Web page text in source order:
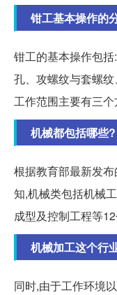
钳工基本操作的
钳工的基本操作包
孔、攻螺纹与套螺
工作范围主要有三个
机械都包括哪些?
根据教育部最新发
知,机械类包括机械
成型及控制工程等
机械加工这个行
同时,由于工作环境